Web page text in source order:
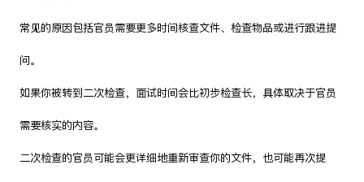
常见的原因包括官员需要更多时间核查文件、检查物品或进行跟进提
问。
如果你被转到二次检查，面试时间会比初步检查长，具体取决于官员
需要核实的内容。
二次检查的官员可能会更详细地重新审查你的文件，也可能再次提